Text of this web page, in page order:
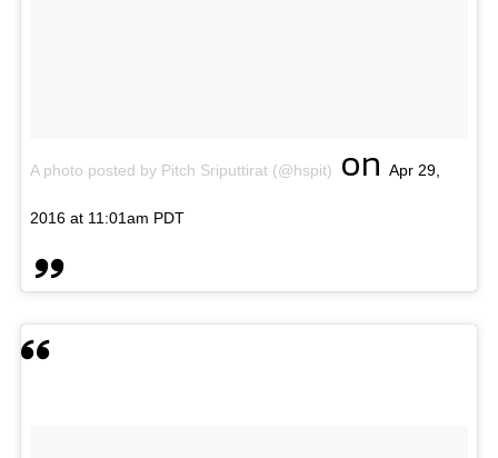
A photo posted by Pitch Sriputtirat (@hspit) on Apr 29,
2016 at 11:01am PDT